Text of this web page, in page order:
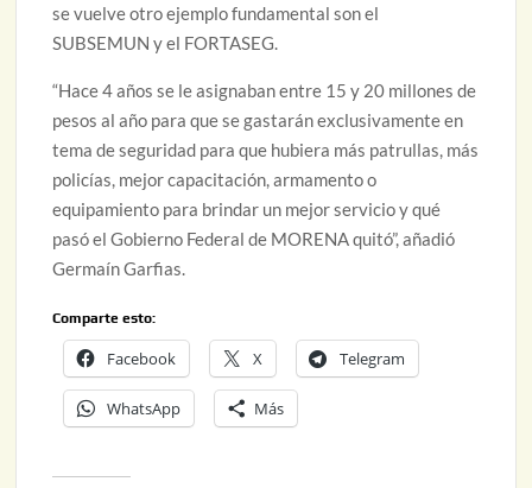
se vuelve otro ejemplo fundamental son el
SUBSEMUN y el FORTASEG.
“Hace 4 años se le asignaban entre 15 y 20 millones de
pesos al año para que se gastarán exclusivamente en
tema de seguridad para que hubiera más patrullas, más
policías, mejor capacitación, armamento o
equipamiento para brindar un mejor servicio y qué
pasó el Gobierno Federal de MORENA quitó”, añadió
Germaín Garfias.
Comparte esto:
Facebook X Telegram
WhatsApp Más